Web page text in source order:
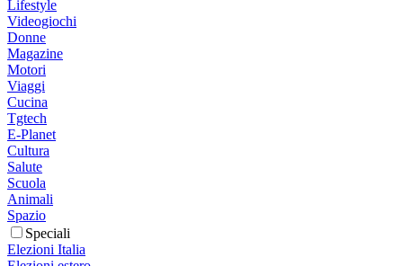
Lifestyle
Videogiochi
Donne
Magazine
Motori
Viaggi
Cucina
Tgtech
E-Planet
Cultura
Salute
Scuola
Animali
Spazio
Speciali
Elezioni Italia